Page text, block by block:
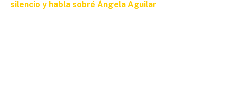
silencio y habla sobré Ángela Aguilar